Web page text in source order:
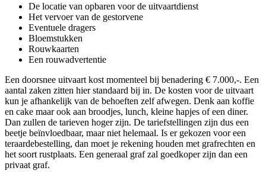
De locatie van opbaren voor de uitvaartdienst
Het vervoer van de gestorvene
Eventuele dragers
Bloemstukken
Rouwkaarten
Een rouwadvertentie
Een doorsnee uitvaart kost momenteel bij benadering € 7.000,-. Een
aantal zaken zitten hier standaard bij in. De kosten voor de uitvaart
kun je afhankelijk van de behoeften zelf afwegen. Denk aan koffie
en cake maar ook aan broodjes, lunch, kleine hapjes of een diner.
Dan zullen de tarieven hoger zijn. De tariefstellingen zijn dus een
beetje beïnvloedbaar, maar niet helemaal. Is er gekozen voor een
teraardebestelling, dan moet je rekening houden met grafrechten en
het soort rustplaats. Een generaal graf zal goedkoper zijn dan een
privaat graf.